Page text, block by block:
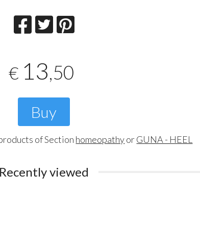
€ 13,50
Buy
of Section homeopathyorGUNA - HEEL
Recently viewed